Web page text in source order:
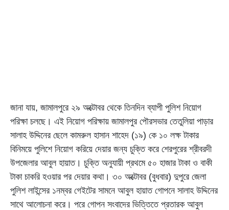
জানা যায়, জামালপুরে ২৯ অক্টোবর থেকে তিনদিন ব্যাপী পুলিশ নিয়োগ
পরিক্ষা চলছে। এই নিয়োগ পরিক্ষায় জামালপুর পৌরসভার তেতুলিয়া পাড়ার
সালাহ উদ্দিনের ছেলে কামরুল হাসান শাহেদ (১৯) কে ১০ লক্ষ টাকার
বিনিময়ে পুলিশে নিয়োগ করিয়ে দেয়ার জন্য চুক্তি করে শেরপুরের শ্রীবরদী
উপজেলার আবুল হায়াত। চুক্তি অনুযায়ী প্রথমে ৫০ হাজার টাকা ও বাকী
টাকা চাকরি হওয়ার পর দেয়ার কথা। ৩০ অক্টোবর (বুধবার) দুপুরে জেলা
পুলিশ লাইন্সের ১নম্বর গেইটের সামনে আবুল হায়াত গোপনে সালাহ উদ্দিনের
সাথে আলোচনা করে। পরে গোপন সংবাদের ভিত্তিতে প্রতারক আবুল